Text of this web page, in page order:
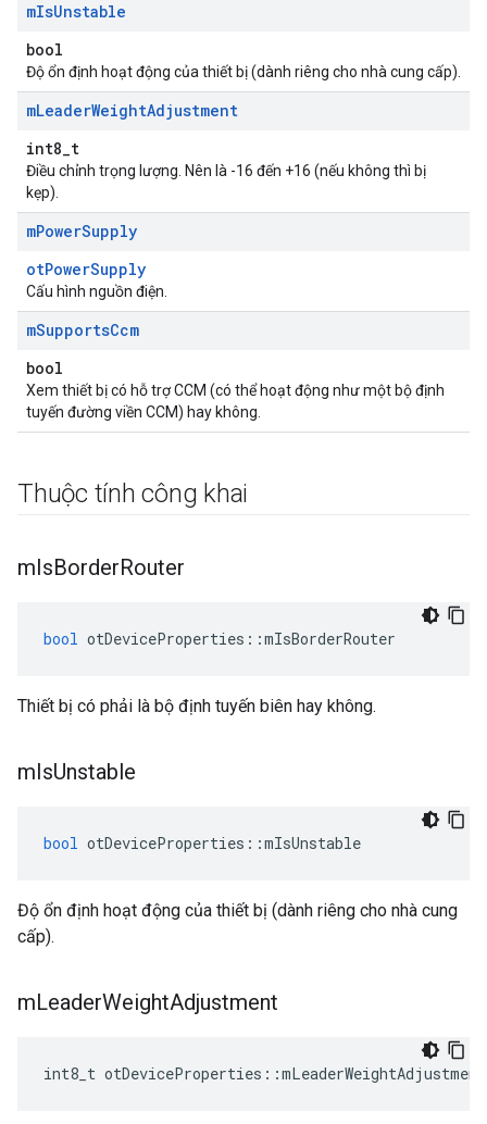
mIsUnstable
bool
Độ ổn định hoạt động của thiết bị (dành riêng cho nhà cung cấp).
mLeaderWeightAdjustment
int8_t
Điều chỉnh trọng lượng. Nên là -16 đến +16 (nếu không thì bị
kẹp).
mPowerSupply
otPowerSupply
Cấu hình nguồn điện.
mSupportsCcm
bool
Xem thiết bị có hỗ trợ CCM (có thể hoạt động như một bộ định
tuyến đường viền CCM) hay không.
Thuộc tính công khai
mIsBorderRouter
bool otDeviceProperties ::mIsBorderRouter
Thiết bị có phải là bộ định tuyến biên hay không.
mIsUnstable
bool otDeviceProperties ::mIsUnstable
Độ ổn định hoạt động của thiết bị (dành riêng cho nhà cung
cấp).
mLeaderWeightAdjustment
int8_t otDeviceProperties ::mLeaderWeightAdjustment